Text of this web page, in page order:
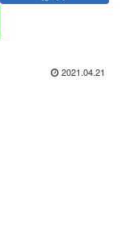
2021.04.21